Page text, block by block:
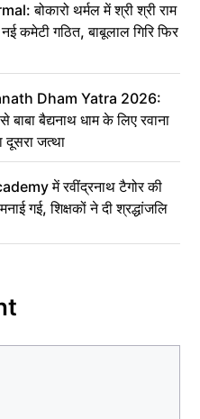
बोकारो थर्मल में श्री श्री राम
कमेटी गठित, बाबूलाल गिरि फिर
Dham Yatra 2026:
बैद्यनाथ धाम के लिए रवाना
दूसरा जत्था
में रवींद्रनाथ टैगोर की
गई, शिक्षकों ने दी श्रद्धांजलि